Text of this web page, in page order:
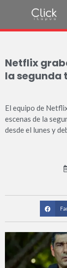
Netflix
la segunda
El equipo de
escenas de la
desde el lunes y